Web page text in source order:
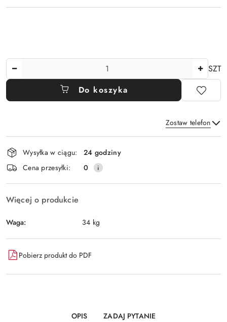
SZT
Do koszyka
Zostaw telefon
Wyślij
Dostępność
i
dostawa
Wysyłka w ciągu:
24 godziny
Cena przesyłki:
0
Więcej o produkcie
Waga: 34 kg
Pobierz produkt do PDF
OPIS ZADAJ PYTANIE